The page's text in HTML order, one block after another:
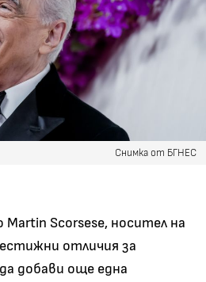
Снимка от БГНЕС
Scorsese, носител на
отличия за
добави още една